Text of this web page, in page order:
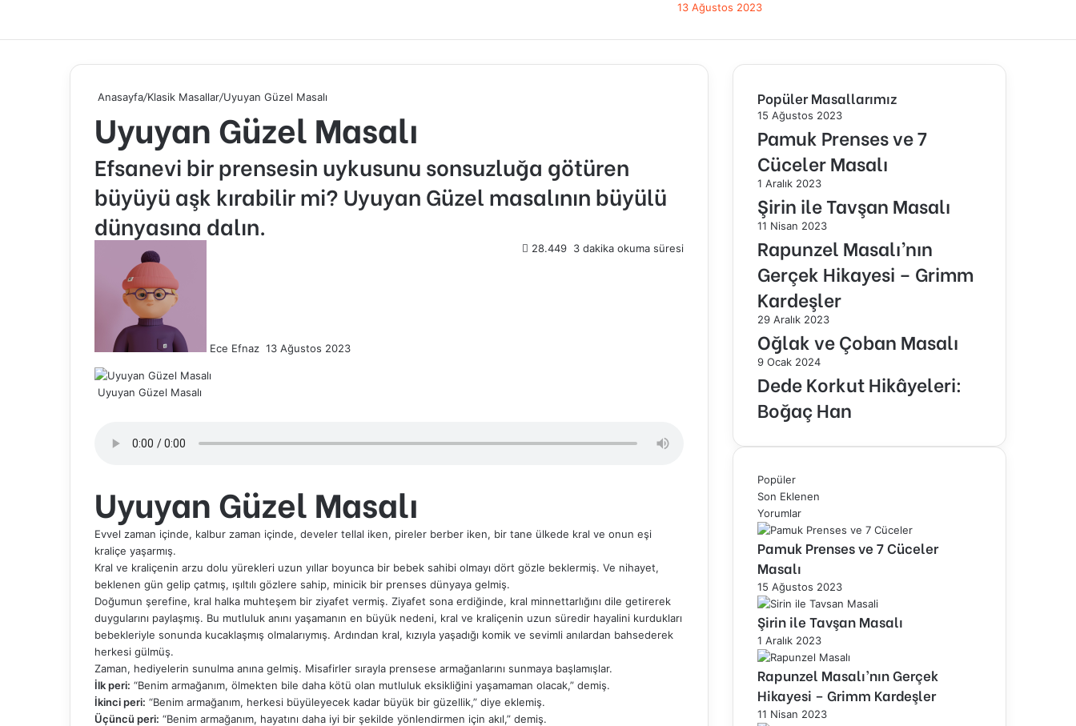
13 Ağustos 2023
Anasayfa/Klasik Masallar/Uyuyan Güzel Masalı
Uyuyan Güzel Masalı
Efsanevi bir prensesin uykusunu sonsuzluğa götüren
büyüyü aşk kırabilir mi? Uyuyan Güzel masalının büyülü
dünyasına dalın.
Ece Efnaz 13 Ağustos 2023
28.449 3 dakika okuma süresi
Uyuyan Güzel Masalı
Uyuyan Güzel Masalı
Evvel zaman içinde, kalbur zaman içinde, develer tellal iken, pireler berber iken, bir tane ülkede kral ve onun eşi
kraliçe yaşarmış.
Kral ve kraliçenin arzu dolu yürekleri uzun yıllar boyunca bir bebek sahibi olmayı dört gözle beklermiş. Ve nihayet,
beklenen gün gelip çatmış, ışıltılı gözlere sahip, minicik bir prenses dünyaya gelmiş.
Doğumun şerefine, kral halka muhteşem bir ziyafet vermiş. Ziyafet sona erdiğinde, kral minnettarlığını dile getirerek
duygularını paylaşmış. Bu mutluluk anını yaşamanın en büyük nedeni, kral ve kraliçenin uzun süredir hayalini kurdukları
bebekleriyle sonunda kucaklaşmış olmalarıymış. Ardından kral, kızıyla yaşadığı komik ve sevimli anılardan bahsederek
herkesi gülmüş.
Zaman, hediyelerin sunulma anına gelmiş. Misafirler sırayla prensese armağanlarını sunmaya başlamışlar.
İlk peri: “Benim armağanım, ölmekten bile daha kötü olan mutluluk eksikliğini yaşamaman olacak,” demiş.
İkinci peri: “Benim armağanım, herkesi büyüleyecek kadar büyük bir güzellik,” diye eklemiş.
Üçüncü peri: “Benim armağanım, hayatını daha iyi bir şekilde yönlendirmen için akıl,” demiş.
Popüler Masallarımız
15 Ağustos 2023
Pamuk Prenses ve 7
Cüceler Masalı
1 Aralık 2023
Şirin ile Tavşan Masalı
11 Nisan 2023
Rapunzel Masalı’nın
Gerçek Hikayesi – Grimm
Kardeşler
29 Aralık 2023
Oğlak ve Çoban Masalı
9 Ocak 2024
Dede Korkut Hikâyeleri:
Boğaç Han
Popüler
Son Eklenen
Yorumlar
Pamuk Prenses ve 7 Cüceler
Masalı
15 Ağustos 2023
Şirin ile Tavşan Masalı
1 Aralık 2023
Rapunzel Masalı’nın Gerçek
Hikayesi – Grimm Kardeşler
11 Nisan 2023